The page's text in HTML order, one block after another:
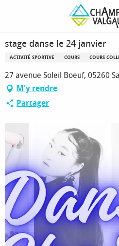
principal
stage danse le 24
stage danse le 24 janvier
ACTIVITÉ SPORTIVE COURS COURS
27 avenue Soleil Boeuf, 05260
M'y rendre
Partager